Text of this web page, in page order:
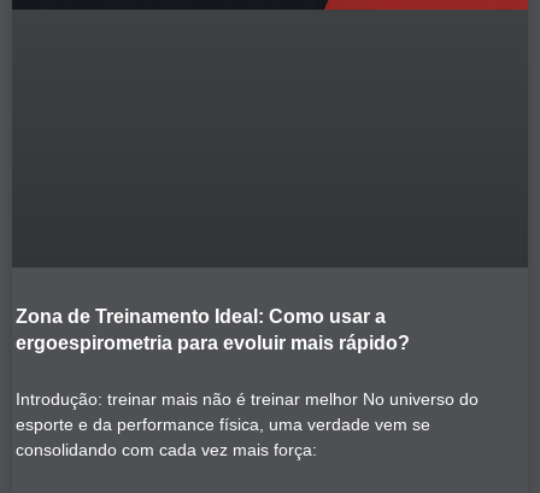
Zona de Treinamento Ideal: Como usar a
ergoespirometria para evoluir mais rápido?
Introdução: treinar mais não é treinar melhor No universo do
esporte e da performance física, uma verdade vem se
consolidando com cada vez mais força: